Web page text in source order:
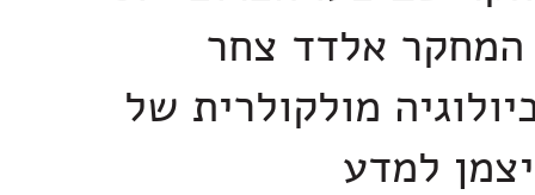
המחקר אלדד צחר
מולקולרית של
למדע